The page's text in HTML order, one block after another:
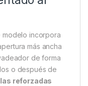
modelo incorpora
más ancha
de forma
o después de
reforzadas